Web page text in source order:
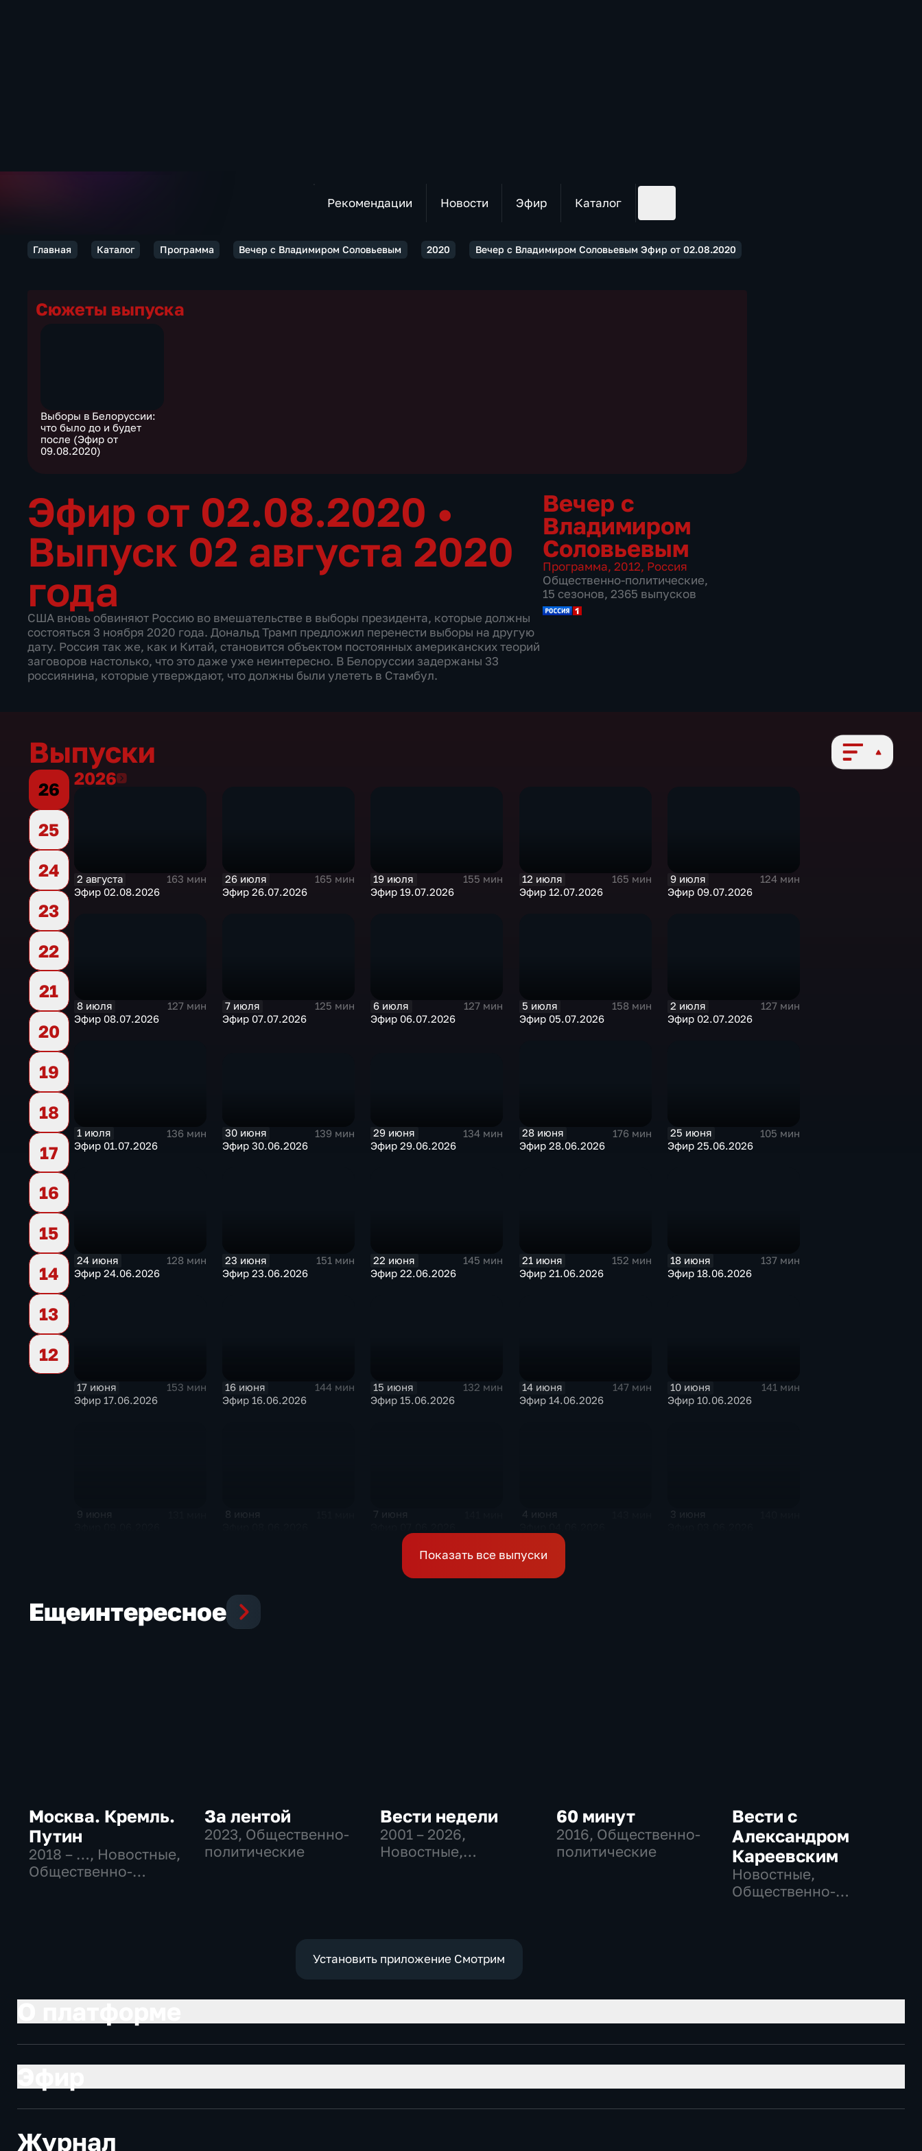
Рекомендации Новости Эфир Каталог
Главная Каталог Программа Вечер с Владимиром Соловьевым 2020 Вечер с Владимиром Соловьевым Эфир от 02.08.2020
Сюжеты выпуска
Выборы в Белоруссии:
что было до и будет
после (Эфир от
09.08.2020)
Эфир от 02.08.2020 •
Выпуск 02 августа 2020
года
США вновь обвиняют Россию во вмешательстве в выборы президента, которые должны
состояться 3 ноября 2020 года. Дональд Трамп предложил перенести выборы на другую
дату. Россия так же, как и Китай, становится объектом постоянных американских теорий
заговоров настолько, что это даже уже неинтересно. В Белоруссии задержаны 33
россиянина, которые утверждают, что должны были улететь в Стамбул.
Вечер с
Владимиром
Соловьевым
Программа, 2012, Россия
Общественно-политические,
15 сезонов, 2365 выпусков
Выпуски
26
25
24
23
22
21
20
19
18
17
16
15
14
13
12
20262026
2 августа
163 мин
Эфир 02.08.2026
26 июля
165 мин
Эфир 26.07.2026
19 июля
155 мин
Эфир 19.07.2026
12 июля
165 мин
Эфир 12.07.2026
9 июля
124 мин
Эфир 09.07.2026
8 июля
127 мин
Эфир 08.07.2026
7 июля
125 мин
Эфир 07.07.2026
6 июля
127 мин
Эфир 06.07.2026
5 июля
158 мин
Эфир 05.07.2026
2 июля
127 мин
Эфир 02.07.2026
1 июля
136 мин
Эфир 01.07.2026
30 июня
139 мин
Эфир 30.06.2026
29 июня
134 мин
Эфир 29.06.2026
28 июня
176 мин
Эфир 28.06.2026
25 июня
105 мин
Эфир 25.06.2026
24 июня
128 мин
Эфир 24.06.2026
23 июня
151 мин
Эфир 23.06.2026
22 июня
145 мин
Эфир 22.06.2026
21 июня
152 мин
Эфир 21.06.2026
18 июня
137 мин
Эфир 18.06.2026
17 июня
153 мин
Эфир 17.06.2026
16 июня
144 мин
Эфир 16.06.2026
15 июня
132 мин
Эфир 15.06.2026
14 июня
147 мин
Эфир 14.06.2026
10 июня
141 мин
Эфир 10.06.2026
9 июня 8 июня 7 июня 4 июня 3 июня
Показать все выпуски
Ещеинтересное
Москва. Кремль.
Путин
2018 – …, Новостные,
Общественно-
За лентой
2023, Общественно-
политические
Вести недели
2001 – 2026,
Новостные,
60 минут
2016, Общественно-
политические
Вести с
Александром
Кареевским
Новостные,
Общественно-
Установить приложение Смотрим
Журнал